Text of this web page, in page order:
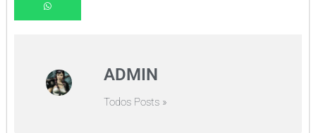
ADMIN
Todos Posts »